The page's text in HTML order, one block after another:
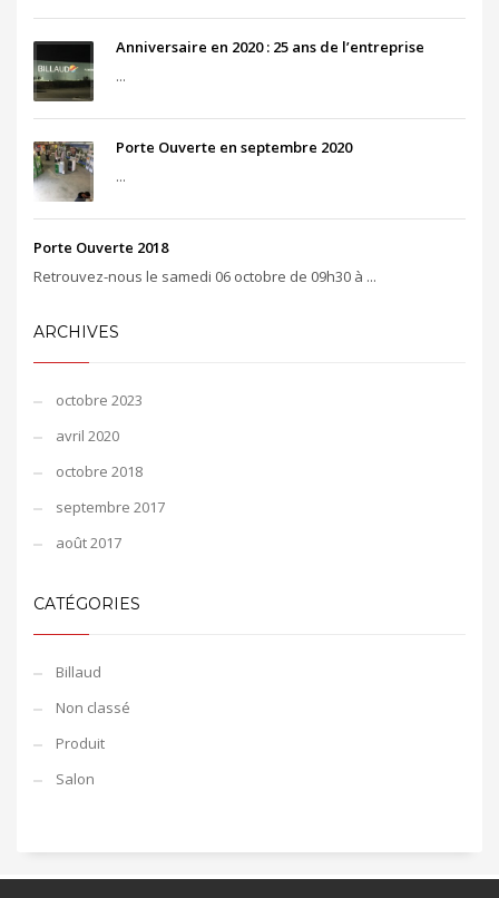
Anniversaire en 2020 : 25 ans de l’entreprise
...
Porte Ouverte en septembre 2020
...
Porte Ouverte 2018
Retrouvez-nous le samedi 06 octobre de 09h30 à ...
ARCHIVES
octobre 2023
avril 2020
octobre 2018
septembre 2017
août 2017
CATÉGORIES
Billaud
Non classé
Produit
Salon